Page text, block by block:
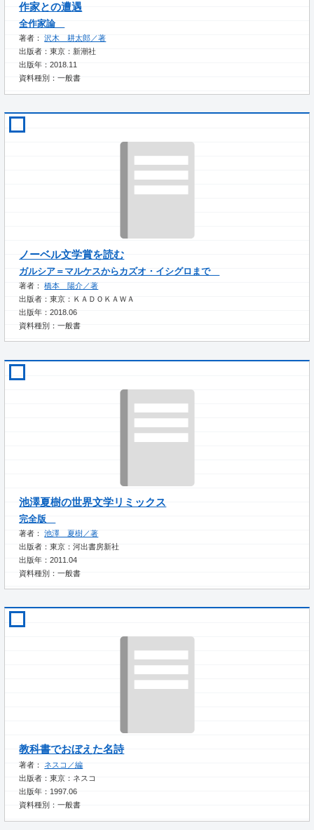
作家との遭遇
全作家論
著者：沢木 耕太郎／著
出版者：東京：新潮社
出版年：2018.11
資料種別：一般書
ノーベル文学賞を読む
ガルシア＝マルケスからカズオ・イシグロまで
著者：橋本 陽介／著
出版者：東京：ＫＡＤＯＫＡＷＡ
出版年：2018.06
資料種別：一般書
池澤夏樹の世界文学リミックス
完全版
著者：池澤 夏樹／著
出版者：東京：河出書房新社
出版年：2011.04
資料種別：一般書
教科書でおぼえた名詩
著者：ネスコ／編
出版者：東京：ネスコ
出版年：1997.06
資料種別：一般書